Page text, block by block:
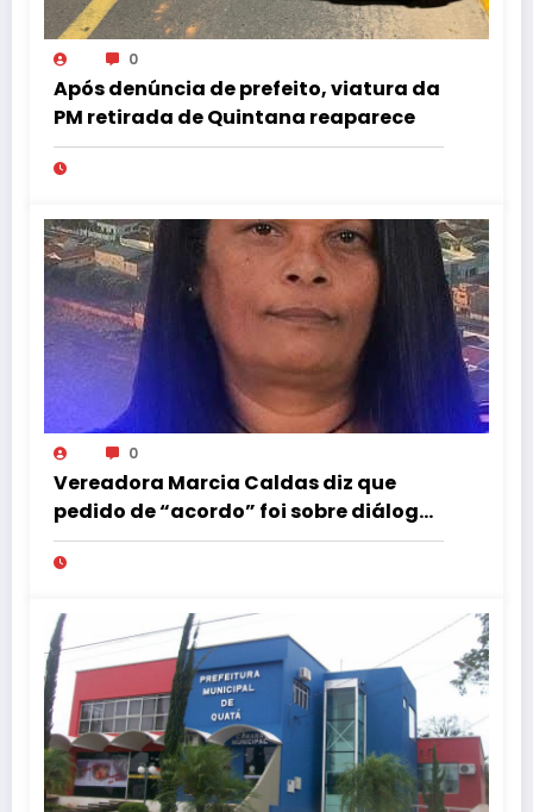
0
Após denúncia de prefeito, viatura da
PM retirada de Quintana reaparece
0
Vereadora Marcia Caldas diz que
pedido de “acordo” foi sobre diálogo
institucional